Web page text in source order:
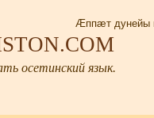
Æппæт дунейы
осетинский язык.